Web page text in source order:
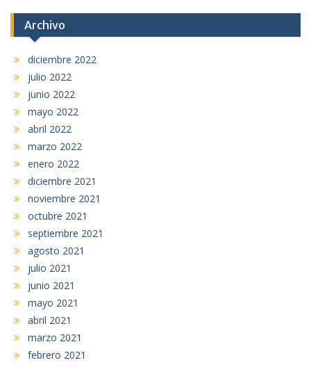
Archivo
diciembre 2022
julio 2022
junio 2022
mayo 2022
abril 2022
marzo 2022
enero 2022
diciembre 2021
noviembre 2021
octubre 2021
septiembre 2021
agosto 2021
julio 2021
junio 2021
mayo 2021
abril 2021
marzo 2021
febrero 2021